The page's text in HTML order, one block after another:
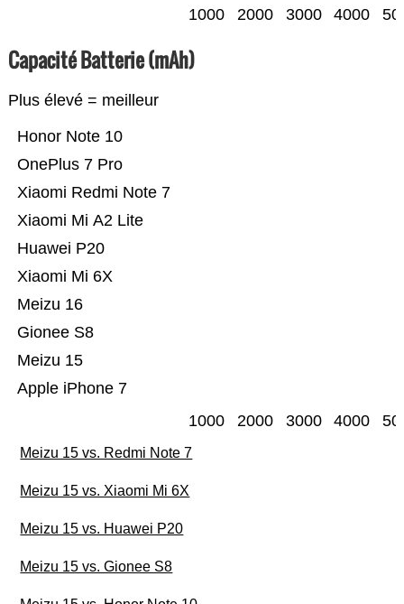
1000 2000 3000 4000
Capacité Batterie (mAh)
Plus élevé = meilleur
Apple iPhone 7
Meizu 15
Gionee S8
Meizu 16
Xiaomi Mi 6X
Huawei P20
Xiaomi Mi A2 Lite
Xiaomi Redmi Note 7
OnePlus 7 Pro
Honor Note 10
1000 2000 3000 4000
Meizu 15 vs. Redmi Note 7
Meizu 15 vs. Xiaomi Mi 6X
Meizu 15 vs. Huawei P20
Meizu 15 vs. Gionee S8